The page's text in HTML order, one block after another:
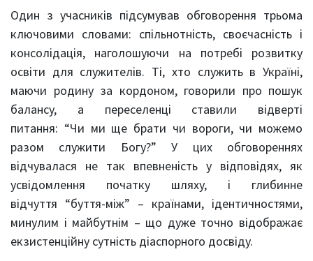
Один з учасників підсумував обговорення трьома
ключовими словами: спільнотність, своєчасність і
консолідація, наголошуючи на потребі розвитку
освіти для служителів. Ті, хто служить в Україні,
маючи родину за кордоном, говорили про пошук
балансу, а переселенці ставили відверті
питання: “Чи ми ще брати чи вороги, чи можемо
разом служити Богу?” У цих обговореннях
відчувалася не так впевненість у відповідях, як
усвідомлення початку шляху, і глибинне
відчуття “буття-між” – країнами, ідентичностями,
минулим і майбутнім – що дуже точно відображає
екзистенційну сутність діаспорного досвіду.